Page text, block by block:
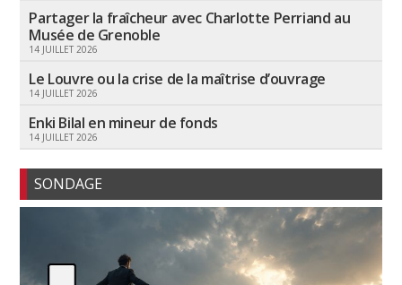
Partager la fraîcheur avec Charlotte Perriand au
Musée de Grenoble
14 JUILLET 2026
Le Louvre ou la crise de la maîtrise d’ouvrage
14 JUILLET 2026
Enki Bilal en mineur de fonds
14 JUILLET 2026
SONDAGE